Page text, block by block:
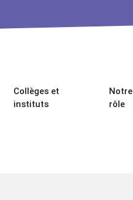
Collèges et
instituts
Notre
rôle